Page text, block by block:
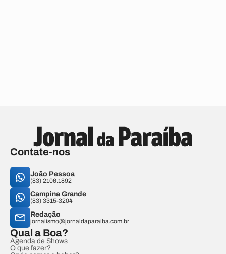
Contate-nos
João Pessoa
(83) 2106.1892
Campina Grande
(83) 3315-3204
Redação
jornalismo@jornaldaparaiba.com.br
Qual a Boa?
Agenda de Shows
O que fazer?